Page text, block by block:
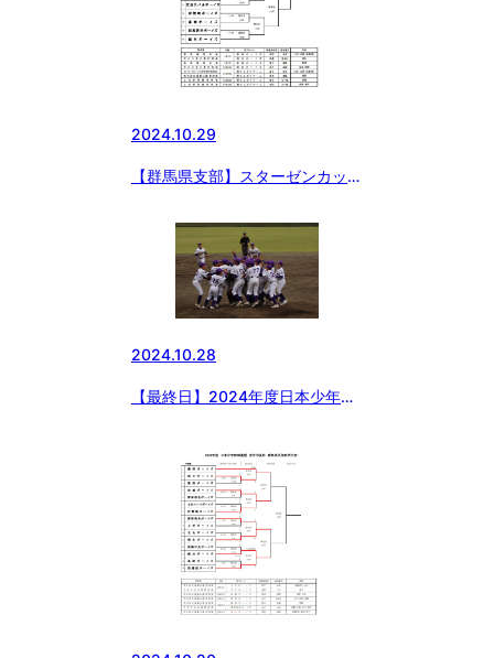
2024.10.29
【群馬県支部】スターゼンカップ
2024.10.28
【最終日】2024年度日本少年野